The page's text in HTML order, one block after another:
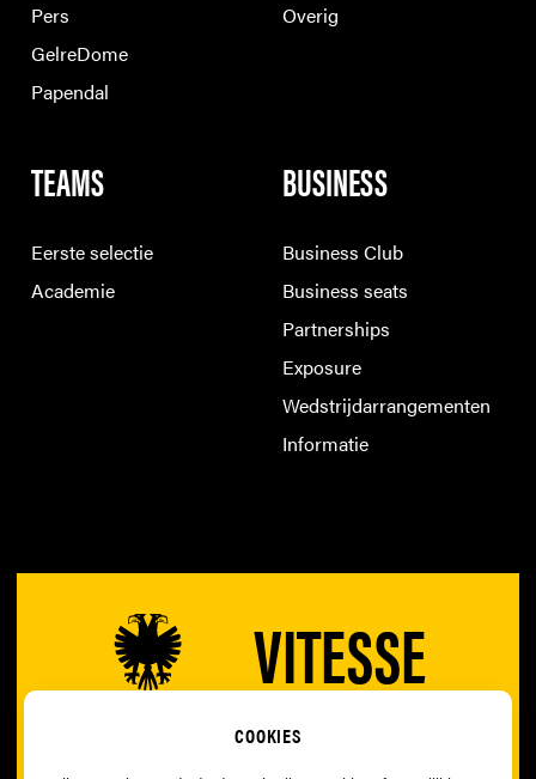
Pers
GelreDome
Papendal
Overig
TEAMS
Eerste selectie
Academie
BUSINESS
Business Club
Business seats
Partnerships
Exposure
Wedstrijdarrangementen
Informatie
VITESSE
COOKIES